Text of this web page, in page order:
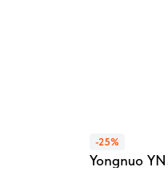
-25%
Yongnuo